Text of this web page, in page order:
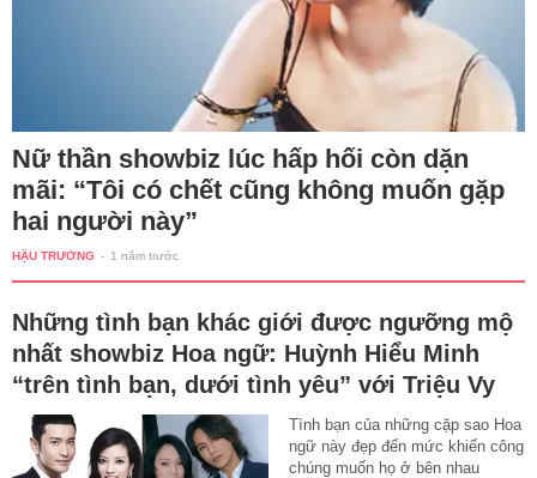
Nữ thần showbiz lúc hấp hối còn dặn
mãi: “Tôi có chết cũng không muốn gặp
hai người này”
HẬU TRƯỜNG - 1 năm trước
Những tình bạn khác giới được ngưỡng mộ
nhất showbiz Hoa ngữ: Huỳnh Hiểu Minh
“trên tình bạn, dưới tình yêu” với Triệu Vy
Tình bạn của những cặp sao Hoa
ngữ này đẹp đến mức khiến công
chúng muốn họ ở bên nhau